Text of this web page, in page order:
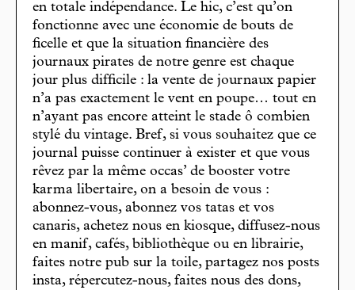
en totale indépendance. Le hic, c’est qu’on
fonctionne avec une économie de bouts de
ficelle et que la situation financière des
journaux pirates de notre genre est chaque
jour plus difficile : la vente de journaux papier
n’a pas exactement le vent en poupe… tout en
n’ayant pas encore atteint le stade ô combien
stylé du vintage. Bref, si vous souhaitez que ce
journal puisse continuer à exister et que vous
rêvez par la même occas’ de booster votre
karma libertaire, on a besoin de vous :
abonnez-vous, abonnez vos tatas et vos
canaris, achetez nous en kiosque, diffusez-nous
en manif, cafés, bibliothèque ou en librairie,
faites notre pub sur la toile, partagez nos posts
insta, répercutez-nous, faites nous des dons,